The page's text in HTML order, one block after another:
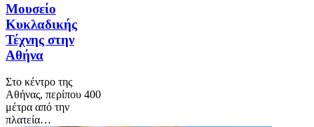
Μουσείο
Κυκλαδικής
Τέχνης στην
Αθήνα
Στο κέντρο της
Αθήνας, περίπου 400
μέτρα από την
πλατεία…